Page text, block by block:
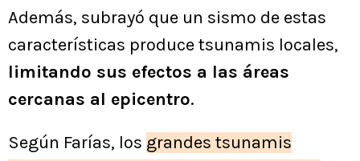
Además, subrayó que un sismo de estas
características produce tsunamis locales,
limitando sus efectos a las áreas
cercanas al epicentro.
Según Farías, los grandes tsunamis